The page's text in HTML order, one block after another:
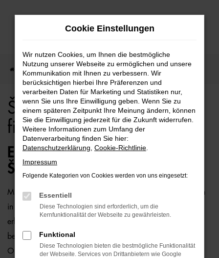
Zum
Startseite Škoda kaufen, leasen, finanzieren
Škoda kaufen, leasen,
finanzieren
EINSTEIGEN IN IHREN NEUEN
ŠKODA
Mit einem günstigen Kauf eines Škoda profitieren Sie gleich
in mehrerlei Hinsicht. Sie erwerben ein neues oder top
erhaltenes Modell und sparen gleichzeitig bares Geld. Am
besten, Sie entscheiden sich direkt für einen Kauf bei der
Ostermaier Auto-Familie. Gerade, wenn es um direkt
Cookie Einstellungen
Wir nutzen Cookies, um Ihnen die bestmögliche
Nutzung unserer Webseite zu ermöglichen und unsere
Kommunikation mit Ihnen zu verbessern. Wir
berücksichtigen hierbei Ihre Präferenzen und
verarbeiten Daten für Marketing und Statistiken nur,
wenn Sie uns Ihre Einwilligung geben. Wenn Sie zu
einem späteren Zeitpunkt Ihre Meinung ändern, können
Sie die Einwilligung jederzeit für die Zukunft widerrufen.
Weitere Informationen zum Umfang der
Datenverarbeitung finden Sie hier:
Datenschutzerklärung Cookie-Richtlinie
Impressum
Folgende Kategorien von Cookies werden von uns eingesetzt:
Essentiell
Diese Technologien sind erforderlich, um die
Kernfunktionalität der Webseite zu gewährleisten.
Funktional
Diese Technologien bieten die bestmögliche Funktionalität
der Webseite. Services von Drittanbietern wie Google